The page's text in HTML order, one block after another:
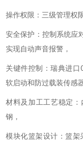
操作权限：三级管理权
安全保护：控制系统应
实现自动声音报警，
关键件控制：瑞典进口
软启动和防过载装传感器
材料及加工工艺稳定
钢，
模块化篮架设计：篮